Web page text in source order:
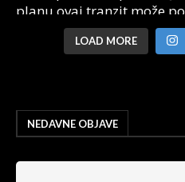
LOAD MORE
NEDAVNE OBJAVE